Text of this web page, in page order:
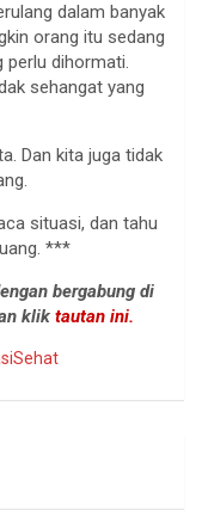
dalam banyak
orang itu sedang
perlu dihormati.
sehangat yang
Dan kita juga tidak
situasi, dan tahu
***
bergabung di
klik tautan ini.